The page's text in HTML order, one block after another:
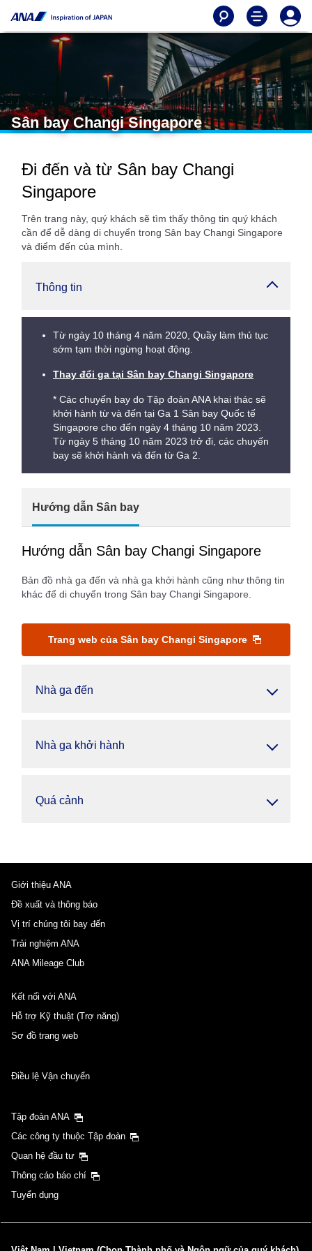
Sân bay Changi Singapore
Đi đến và từ Sân bay Changi
Singapore
Trên trang này, quý khách sẽ tìm thấy thông tin quý khách
cần để dễ dàng di chuyển trong Sân bay Changi Singapore
và điểm đến của mình.
Thông tin
Từ ngày 10 tháng 4 năm 2020, Quầy làm thủ tục
sớm tạm thời ngừng hoạt động.
Thay đổi ga tại Sân bay Changi Singapore
* Các chuyến bay do Tập đoàn ANA khai thác sẽ
khởi hành từ và đến tại Ga 1 Sân bay Quốc tế
Singapore cho đến ngày 4 tháng 10 năm 2023.
Từ ngày 5 tháng 10 năm 2023 trở đi, các chuyến
bay sẽ khởi hành và đến từ Ga 2.
Hướng dẫn Sân bay
Hướng dẫn Sân bay Changi Singapore
Bản đồ nhà ga đến và nhà ga khởi hành cũng như thông tin
khác để di chuyển trong Sân bay Changi Singapore.
Trang web của Sân bay Changi Singapore
Nhà ga đến
Nhà ga khởi hành
Quá cảnh
Giới thiệu ANA
Đề xuất và thông báo
Vị trí chúng tôi bay đến
Trải nghiệm ANA
ANA Mileage Club
Kết nối với ANA
Hỗ trợ Kỹ thuật (Trợ năng)
Sơ đồ trang web
Điều lệ Vận chuyển
Tập đoàn ANA
Các công ty thuộc Tập đoàn
Quan hệ đầu tư
Thông cáo báo chí
Tuyển dụng